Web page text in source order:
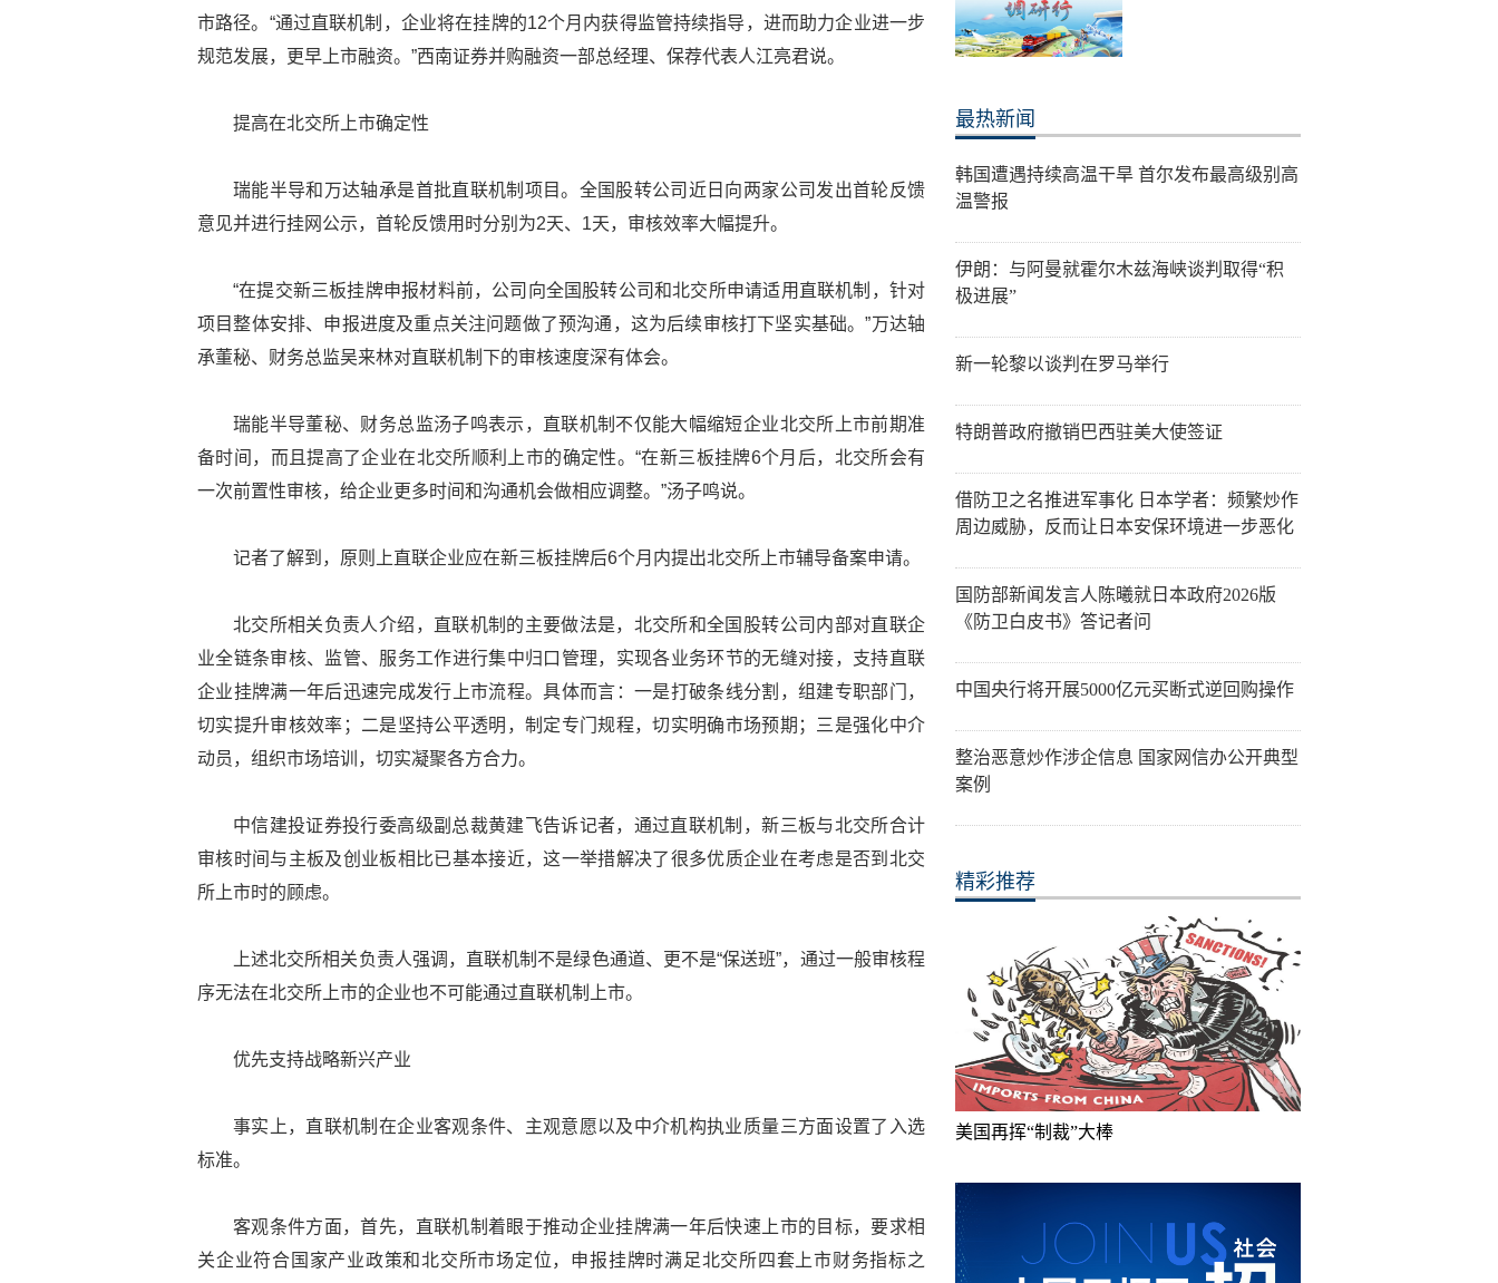
市路径。“通过直联机制，企业将在挂牌的12个月内获得监管持续指导，进而助力企业进一步
规范发展，更早上市融资。”西南证券并购融资一部总经理、保荐代表人江亮君说。
提高在北交所上市确定性
瑞能半导和万达轴承是首批直联机制项目。全国股转公司近日向两家公司发出首轮反馈
意见并进行挂网公示，首轮反馈用时分别为2天、1天，审核效率大幅提升。
“在提交新三板挂牌申报材料前，公司向全国股转公司和北交所申请适用直联机制，针对
项目整体安排、申报进度及重点关注问题做了预沟通，这为后续审核打下坚实基础。”万达轴
承董秘、财务总监吴来林对直联机制下的审核速度深有体会。
瑞能半导董秘、财务总监汤子鸣表示，直联机制不仅能大幅缩短企业北交所上市前期准
备时间，而且提高了企业在北交所顺利上市的确定性。“在新三板挂牌6个月后，北交所会有
一次前置性审核，给企业更多时间和沟通机会做相应调整。”汤子鸣说。
记者了解到，原则上直联企业应在新三板挂牌后6个月内提出北交所上市辅导备案申请。
北交所相关负责人介绍，直联机制的主要做法是，北交所和全国股转公司内部对直联企
业全链条审核、监管、服务工作进行集中归口管理，实现各业务环节的无缝对接，支持直联
企业挂牌满一年后迅速完成发行上市流程。具体而言：一是打破条线分割，组建专职部门，
切实提升审核效率；二是坚持公平透明，制定专门规程，切实明确市场预期；三是强化中介
动员，组织市场培训，切实凝聚各方合力。
中信建投证券投行委高级副总裁黄建飞告诉记者，通过直联机制，新三板与北交所合计
审核时间与主板及创业板相比已基本接近，这一举措解决了很多优质企业在考虑是否到北交
所上市时的顾虑。
上述北交所相关负责人强调，直联机制不是绿色通道、更不是“保送班”，通过一般审核程
序无法在北交所上市的企业也不可能通过直联机制上市。
优先支持战略新兴产业
事实上，直联机制在企业客观条件、主观意愿以及中介机构执业质量三方面设置了入选
标准。
客观条件方面，首先，直联机制着眼于推动企业挂牌满一年后快速上市的目标，要求相
关企业符合国家产业政策和北交所市场定位，申报挂牌时满足北交所四套上市财务指标之
最热新闻
韩国遭遇持续高温干旱 首尔发布最高级别高
温警报
伊朗：与阿曼就霍尔木兹海峡谈判取得“积
极进展”
新一轮黎以谈判在罗马举行
特朗普政府撤销巴西驻美大使签证
借防卫之名推进军事化 日本学者：频繁炒作
周边威胁，反而让日本安保环境进一步恶化
国防部新闻发言人陈曦就日本政府2026版
《防卫白皮书》答记者问
中国央行将开展5000亿元买断式逆回购操作
整治恶意炒作涉企信息 国家网信办公开典型
案例
精彩推荐
美国再挥“制裁”大棒